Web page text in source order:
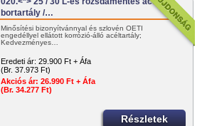
bortartály /…
Minősítési bizonyítvánnyal és szlovén OÉTI
engedéllyel ellátott korrózió-álló acéltartály;
Kedvezményes…
Eredeti ár: 29.900 Ft + Áfa
(Br. 37.973 Ft)
Akciós ár: 26.990 Ft + Áfa
(Br. 34.277 Ft)
Részletek